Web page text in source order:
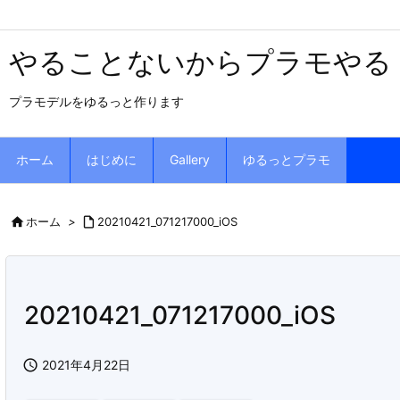
やることないからプラモやる
プラモデルをゆるっと作ります
ホーム はじめに Gallery ゆるっとプラモ
ホーム >  20210421_071217000_iOS
20210421_071217000_iOS
 2021年4月22日